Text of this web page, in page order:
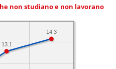
non studiano e non lavorano
14.3
13.1